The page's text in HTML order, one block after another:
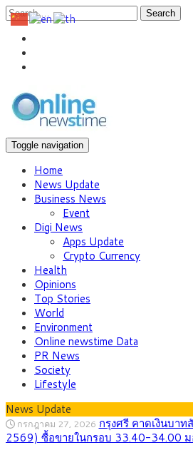
Search
Toggle navigation
Home
News Update
Business News
Event
Digi News
Apps Update
Crypto Currency
Health
Opinions
Top Stories
World
Environment
Online newstime Data
PR News
Society
Lifestyle
News Update
กรกฎาคม 27, 2026 กรุงศรี คาดเงินบา
2569) ซื้อขายในกรอบ 33.40-34.00 ม